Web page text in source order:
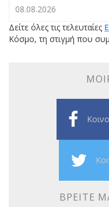
08.08.2026
Δείτε όλες τις τελευταίες
Κόσμο, τη στιγμή που
ΒΡΕΊΤΕ